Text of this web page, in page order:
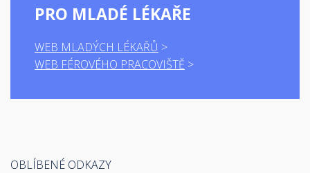
PRO MLADÉ LÉKAŘE
WEB MLADÝCH LÉKAŘŮ
WEB FÉROVÉHO PRACOVIŠTĚ
OBLÍBENÉ ODKAZY